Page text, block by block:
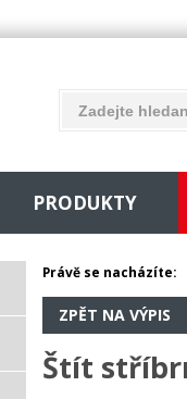
PRODUKTY
Právě se nacházíte:
ZPĚT NA VÝPIS
Štít